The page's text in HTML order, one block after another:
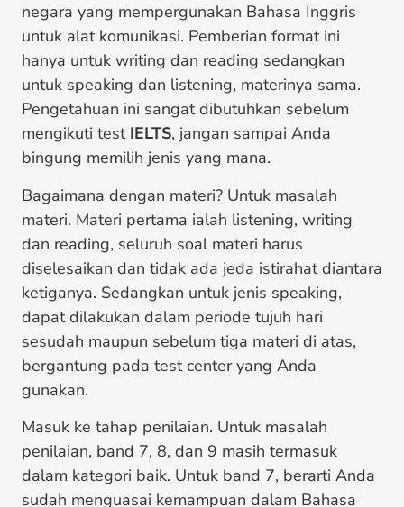
negara yang mempergunakan Bahasa Inggris
untuk alat komunikasi. Pemberian format ini
hanya untuk writing dan reading sedangkan
untuk speaking dan listening, materinya sama.
Pengetahuan ini sangat dibutuhkan sebelum
mengikuti test IELTS, jangan sampai Anda
bingung memilih jenis yang mana.
Bagaimana dengan materi? Untuk masalah
materi. Materi pertama ialah listening, writing
dan reading, seluruh soal materi harus
diselesaikan dan tidak ada jeda istirahat diantara
ketiganya. Sedangkan untuk jenis speaking,
dapat dilakukan dalam periode tujuh hari
sesudah maupun sebelum tiga materi di atas,
bergantung pada test center yang Anda
gunakan.
Masuk ke tahap penilaian. Untuk masalah
penilaian, band 7, 8, dan 9 masih termasuk
dalam kategori baik. Untuk band 7, berarti Anda
sudah menguasai kemampuan dalam Bahasa